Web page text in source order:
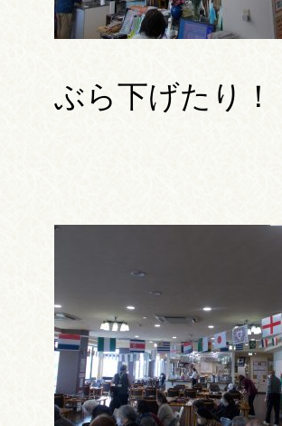
ぶら下げたり！